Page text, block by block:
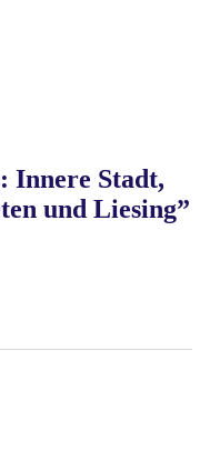
Innere Stadt,
und Liesing”